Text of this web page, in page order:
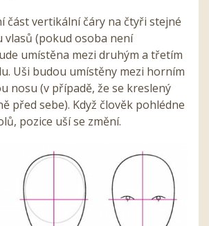
část vertikální čáry na čtyři stejné
vlasů (pokud osoba není
umístěna mezi druhým a třetím
Uši budou umístěny mezi horním
nosu (v případě, že se kreslený
před sebe). Když člověk pohlédne
pozice uší se změní.